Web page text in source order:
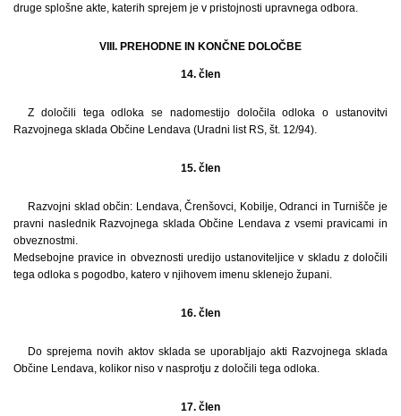
druge splošne akte, katerih sprejem je v pristojnosti upravnega odbora.
VIII. PREHODNE IN KONČNE DOLOČBE
14. člen
Z določili tega odloka se nadomestijo določila odloka o ustanovitvi
Razvojnega sklada Občine Lendava (Uradni list RS, št. 12/94).
15. člen
Razvojni sklad občin: Lendava, Črenšovci, Kobilje, Odranci in Turnišče je
pravni naslednik Razvojnega sklada Občine Lendava z vsemi pravicami in
obveznostmi.
Medsebojne pravice in obveznosti uredijo ustanoviteljice v skladu z določili
tega odloka s pogodbo, katero v njihovem imenu sklenejo župani.
16. člen
Do sprejema novih aktov sklada se uporabljajo akti Razvojnega sklada
Občine Lendava, kolikor niso v nasprotju z določili tega odloka.
17. člen